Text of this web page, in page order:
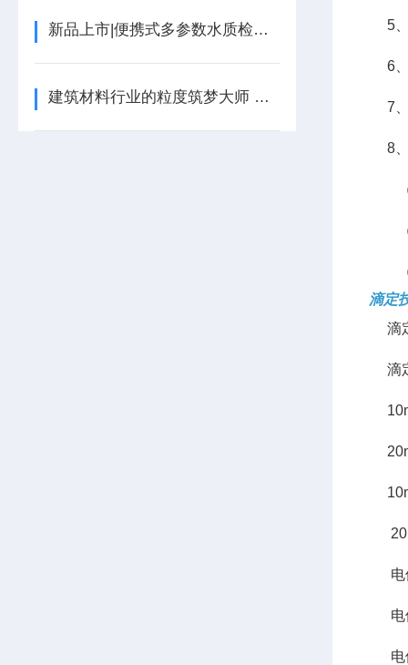
新品上市|便携式多参数水质检测仪（电极法）
建筑材料行业的粒度筑梦大师 —— 干法激光粒度仪
5、
6、
7、
8、
（1
（2
（3
滴定
滴
滴
电
电
电